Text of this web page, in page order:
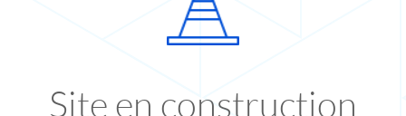
Site en construction